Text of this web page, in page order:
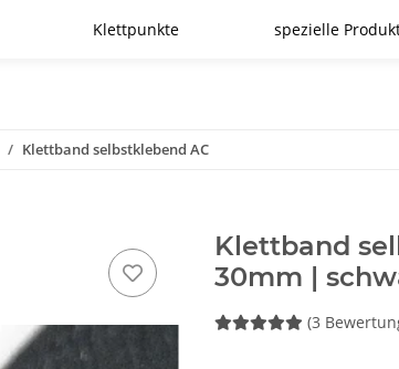
Klettpunkte spezielle
Klettband selbstklebend AC
Klettband
30mm |
(3